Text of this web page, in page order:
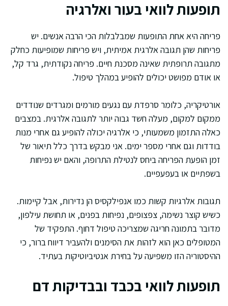
תופעות לוואי בעור ואלרגיה
פריחה היא אחת התופעות שמבלבלות הכי הרבה אנשים. יש
פריחות שהן תגובה אלרגית אמיתית, ויש פריחות שמופיעות כחלק
מתגובה תרופתית שאינה מסכנת חיים. פריחה נקודתית, גרד קל,
או אודם מפושט יכולים להופיע במהלך טיפול.
אורטיקריה, כלומר סרפדת עם נגעים מורמים ומגרדים שנודדים
ממקום למקום, מעלה חשד גבוה יותר לתגובה אלרגית. במצבים
כאלה התזמון משמעותי, כי אלרגיה יכולה להופיע גם אחרי מנות
בודדות וגם אחרי מספר ימים. אני מבקש בדרך כלל תיאור של
זמן הופעת הפריחה ביחס לנטילת התרופה, והאם יש נפיחות
בשפתיים או בעפעפיים.
תגובות אלרגיות קשות כמו אנפילקסיס הן נדירות, אבל קיימות.
כשיש קוצר נשימה, צפצופים, נפיחות בפנים, או תחושת עילפון,
מדובר בתמונה חריגה שמצריכה טיפול דחוף. התפקיד של
המטופלים כאן הוא לזהות את הסימנים ולהעביר דיווח ברור, כי
ההיסטוריה הזו משפיעה על בחירת אנטיביוטיקות בעתיד.
תופעות לוואי בכבד ובבדיקות דם